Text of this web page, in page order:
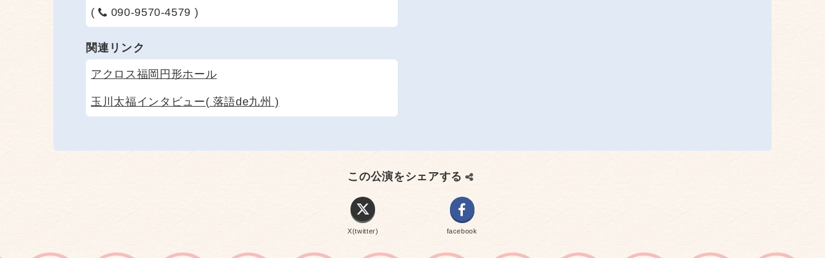
(
090-9570-4579 )
関連リンク
アクロス福岡円形ホール
玉川太福インタビュー( 落語de九州 )
この公演をシェアする
X(twitter) facebook